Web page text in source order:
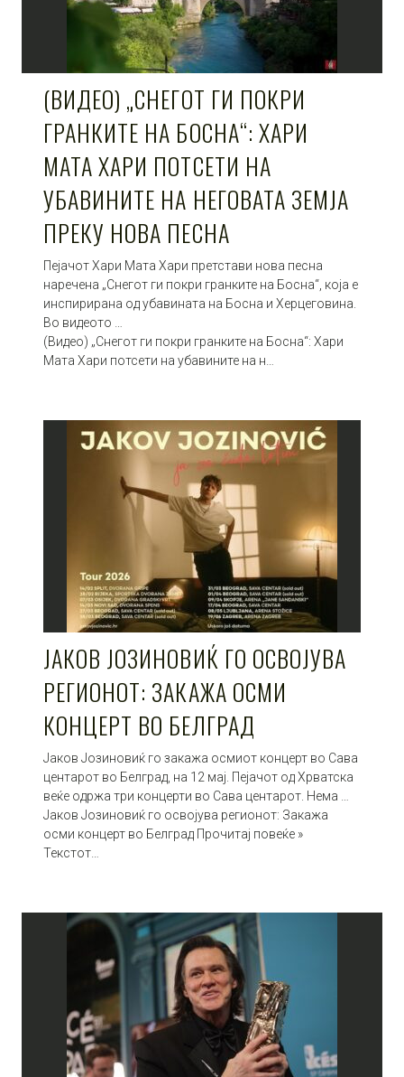
(ВИДЕО) „СНЕГОТ ГИ ПОКРИ
ГРАНКИТЕ НА БОСНА“: ХАРИ
МАТА ХАРИ ПОТСЕТИ НА
УБАВИНИТЕ НА НЕГОВАТА ЗЕМЈА
ПРЕКУ НОВА ПЕСНА
Пејачот Хари Мата Хари претстави нова песна
наречена „Снегот ги покри гранките на Босна“, која е
инспирирана од убавината на Босна и Херцеговина.
Во видеото …
(Видео) „Снегот ги покри гранките на Босна“: Хари
Мата Хари потсети на убавините на н…
ЈАКОВ ЈОЗИНОВИЌ ГО ОСВОЈУВА
РЕГИОНОТ: ЗАКАЖА ОСМИ
КОНЦЕРТ ВО БЕЛГРАД
Јаков Јозиновиќ го закажа осмиот концерт во Сава
центарот во Белград, на 12 мај. Пејачот од Хрватска
веќе одржа три концерти во Сава центарот. Нема …
Јаков Јозиновиќ го освојува регионот: Закажа
осми концерт во Белград Прочитај повеќе »
Текстот…